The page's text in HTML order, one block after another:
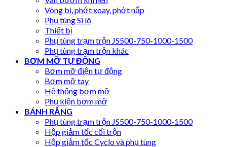
Vòng bi, phớt xoay, phớt nắp
Phụ tùng Si lô
Thiết bị
Phụ tùng trạm trộn JS500-750-1000-1500
Phụ tùng trạm trộn khác
BƠM MỠ TỰ ĐỘNG
Bơm mỡ điện tự động
Bơm mỡ tay
Hệ thống bơm mỡ
Phụ kiện bơm mỡ
BÁNH RĂNG
Phụ tùng trạm trộn JS500-750-1000-1500
Hộp giảm tốc cối trộn
Hộp giảm tốc Cyclo và phụ tùng